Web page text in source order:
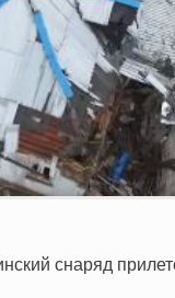
снаряд